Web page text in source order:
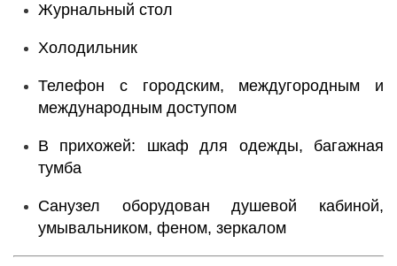
Журнальный стол
Холодильник
Телефон с городским, междугородным и
международным доступом
В прихожей: шкаф для одежды, багажная
тумба
Санузел оборудован душевой кабиной,
умывальником, феном, зеркалом